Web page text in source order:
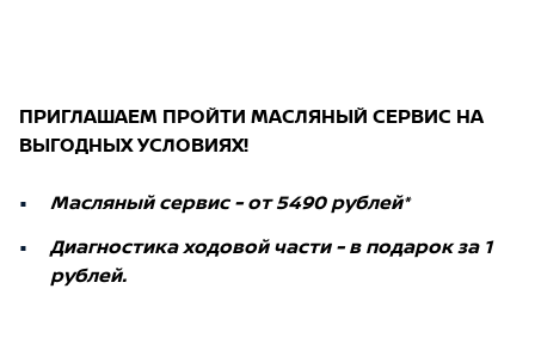
ПРИГЛАШАЕМ ПРОЙТИ МАСЛЯНЫЙ СЕРВИС НА
ВЫГОДНЫХ УСЛОВИЯХ!
Масляный сервис - от 5490 рублей*
Диагностика ходовой части - в подарок за 1
рублей.